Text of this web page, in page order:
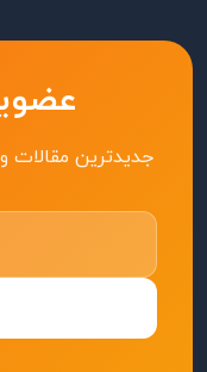
جدیدترین مقالات